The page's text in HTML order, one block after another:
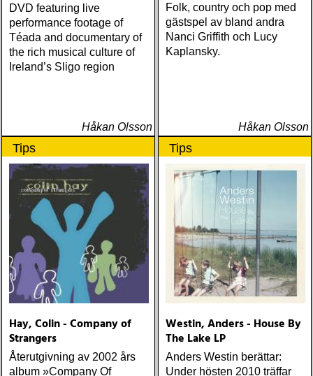
DVD featuring live
performance footage of
Téada and documentary of
the rich musical culture of
Ireland’s Sligo region
Håkan Olsson
Folk, country och pop med
gästspel av bland andra
Nanci Griffith och Lucy
Kaplansky.
Håkan Olsson
Tips
Hay, Colin - Company of
Strangers
Återutgivning av 2002 års
album »Company Of
Tips
Westin, Anders - House By
The Lake LP
Anders Westin berättar:
Under hösten 2010 träffar